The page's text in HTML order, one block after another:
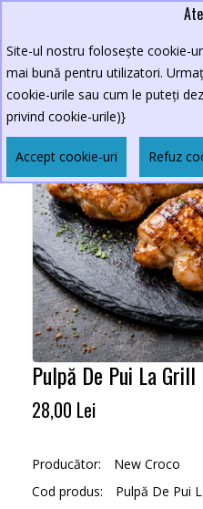
Site-ul nostru folosește cookie-
mai bună pentru utilizatori.
cookie-urile sau cum le puteți
privind cookie-urile)}
Accept cookie-uri Refuz
Pulpă De Pui La Grill
28,00 Lei
Producător:
New Croco
Cod produs:
Pulpă De Pui